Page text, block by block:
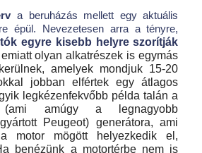
a beruházás mellett egy aktuális
épül. Nevezetesen arra a tényre,
egyre kisebb helyre szorítják
olyan alkatrészek is egymás
amelyek mondjuk 15-20
jobban elfértek egy átlagos
legkézenfekvőbb példa talán a
amúgy a legnagyobb
Peugeot) generátora, ami
motor mögött helyezkedik el,
benézünk a motortérbe nem is